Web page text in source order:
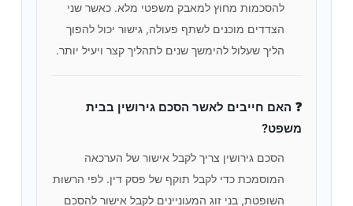
להסכמות מחוץ למאבק משפטי מלא. כאשר שני
הצדדים מוכנים לשתף פעולה, גישור יכול להפוך
הליך שעלול להימשך שנים לתהליך קצר ויעיל יותר.
❓ האם חייבים לאשר הסכם גירושין בבית
משפט?
הסכם גירושין צריך לקבל אישור של הערכאה
המוסמכת כדי לקבל תוקף של פסק דין. לפי הרשות
השופטת, בני זוג המעוניינים לקבל אישור להסכם